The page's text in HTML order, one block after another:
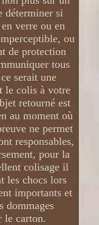
déterminer si
verre ou en
ou
de protection
tous
serait une
le colis à votre
retourné est
au moment où
ne permet
responsables,
pour la
colisage il
les chocs lors
importants et
dommages
le carton.